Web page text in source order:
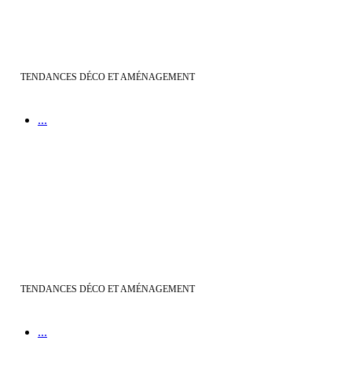
TENDANCES DÉCO ET AMÉNAGEMENT
...
TENDANCES DÉCO ET AMÉNAGEMENT
...